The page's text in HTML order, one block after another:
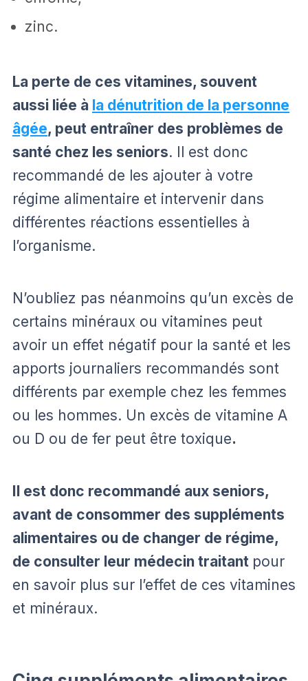
zinc.
La perte de ces vitamines, souvent
aussi liée à la dénutrition de la personne
âgée, peut entraîner des problèmes de
santé chez les seniors. Il est donc
recommandé de les ajouter à votre
régime alimentaire et intervenir dans
différentes réactions essentielles à
l’organisme.
N’oubliez pas néanmoins qu’un excès de
certains minéraux ou vitamines peut
avoir un effet négatif pour la santé et les
apports journaliers recommandés sont
différents par exemple chez les femmes
ou les hommes. Un excès de vitamine A
ou D ou de fer peut être toxique.
Il est donc recommandé aux seniors,
avant de consommer des suppléments
alimentaires ou de changer de régime,
de consulter leur médecin traitant pour
en savoir plus sur l’effet de ces vitamines
et minéraux.